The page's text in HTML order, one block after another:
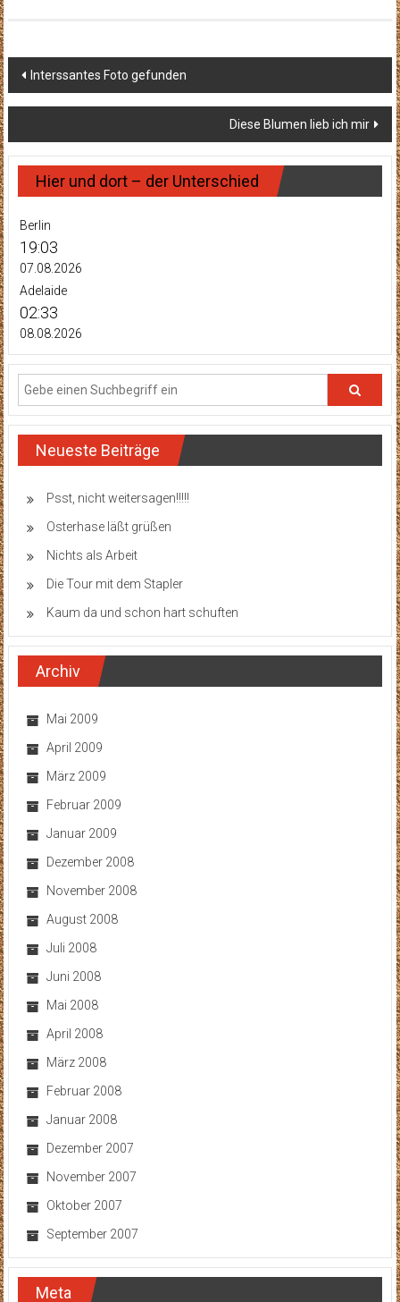
Beitragsnavigation
Interssantes Foto gefunden
Diese Blumen lieb ich mir
Hier und dort – der Unterschied
Berlin
19:03
07.08.2026
Adelaide
02:33
08.08.2026
Neueste Beiträge
Psst, nicht weitersagen!!!!!
Osterhase läßt grüßen
Nichts als Arbeit
Die Tour mit dem Stapler
Kaum da und schon hart schuften
Archiv
Mai 2009
April 2009
März 2009
Februar 2009
Januar 2009
Dezember 2008
November 2008
August 2008
Juli 2008
Juni 2008
Mai 2008
April 2008
März 2008
Februar 2008
Januar 2008
Dezember 2007
November 2007
Oktober 2007
September 2007
Meta